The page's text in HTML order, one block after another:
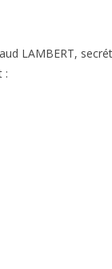
LAMBERT,
: